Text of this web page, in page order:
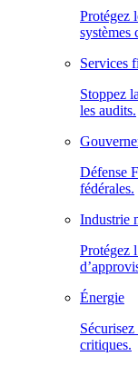
Protégez
systèmes
Services
Stoppez
les audits.
Défense
fédérales.
Industrie
Protégez
Énergie
critiques.